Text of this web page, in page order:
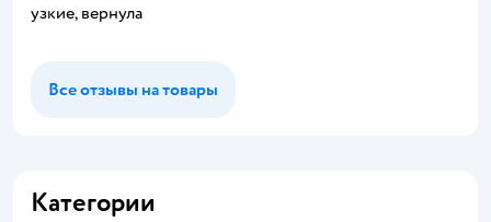
узкие, вернула
Все отзывы на товары
Категории